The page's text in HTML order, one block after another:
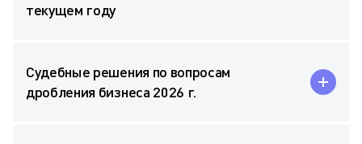
текущем году
Судебные решения по вопросам
дробления бизнеса 2026 г.